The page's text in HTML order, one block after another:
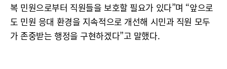
복 민원으로부터 직원들을 보호할 필요가 있다”며 “앞으로
도 민원 응대 환경을 지속적으로 개선해 시민과 직원 모두
가 존중받는 행정을 구현하겠다”고 말했다.